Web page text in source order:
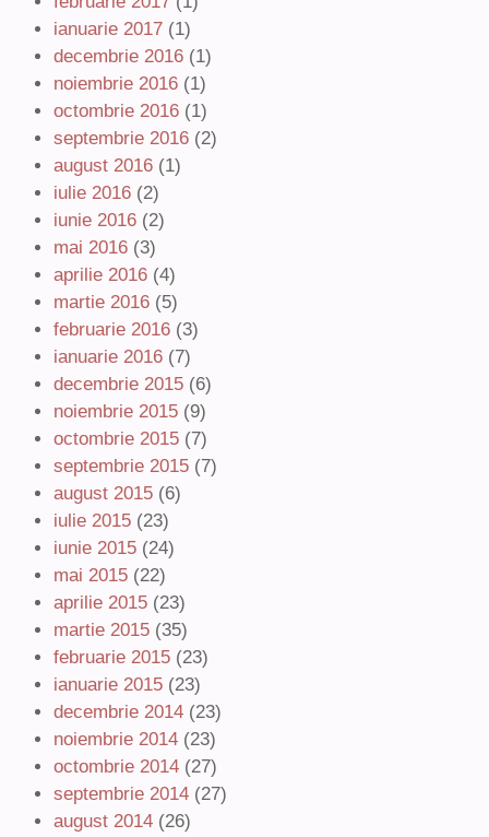
ianuarie 2017 (1)
decembrie 2016 (1)
noiembrie 2016 (1)
octombrie 2016 (1)
septembrie 2016 (2)
august 2016 (1)
iulie 2016 (2)
iunie 2016 (2)
mai 2016 (3)
aprilie 2016 (4)
martie 2016 (5)
februarie 2016 (3)
ianuarie 2016 (7)
decembrie 2015 (6)
noiembrie 2015 (9)
octombrie 2015 (7)
septembrie 2015 (7)
august 2015 (6)
iulie 2015 (23)
iunie 2015 (24)
mai 2015 (22)
aprilie 2015 (23)
martie 2015 (35)
februarie 2015 (23)
ianuarie 2015 (23)
decembrie 2014 (23)
noiembrie 2014 (23)
octombrie 2014 (27)
septembrie 2014 (27)
august 2014 (26)